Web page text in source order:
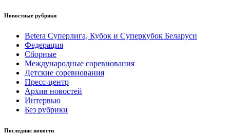
Новостные рубрики
Betera Суперлига, Кубок и Суперкубок Беларуси
Федерация
Сборные
Международные соревнования
Детские соревнования
Пресс-центр
Архив новостей
Интервью
Без рубрики
Последние новости